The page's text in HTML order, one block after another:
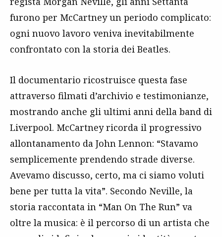
furono per McCartney un periodo complicato:
ogni nuovo lavoro veniva inevitabilmente
confrontato con la storia dei Beatles.
Il documentario ricostruisce questa fase
attraverso filmati d’archivio e testimonianze,
mostrando anche gli ultimi anni della band di
Liverpool. McCartney ricorda il progressivo
allontanamento da John Lennon: “Stavamo
semplicemente prendendo strade diverse.
Avevamo discusso, certo, ma ci siamo voluti
bene per tutta la vita”. Secondo Neville, la
storia raccontata in “Man On The Run” va
oltre la musica: è il percorso di un artista che